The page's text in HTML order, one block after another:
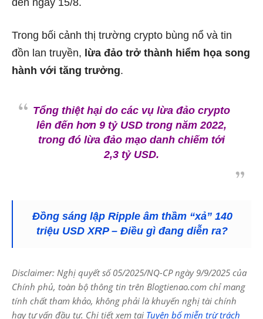
đến ngày 15/8.
Trong bối cảnh thị trường crypto bùng nổ và tin
đồn lan truyền, lừa đảo trở thành hiểm họa song
hành với tăng trưởng.
Tổng thiệt hại do các vụ lừa đảo crypto
lên đến hơn 9 tỷ USD trong năm 2022,
trong đó lừa đảo mạo danh chiếm tới
2,3 tỷ USD.
Đồng sáng lập Ripple âm thầm “xả” 140
triệu USD XRP – Điều gì đang diễn ra?
Disclaimer: Nghị quyết số 05/2025/NQ-CP ngày 9/9/2025 của
Chính phủ, toàn bộ thông tin trên Blogtienao.com chỉ mang
tính chất tham khảo, không phải là khuyến nghị tài chính
hay tư vấn đầu tư. Chi tiết xem tại Tuyên bố miễn trừ trách